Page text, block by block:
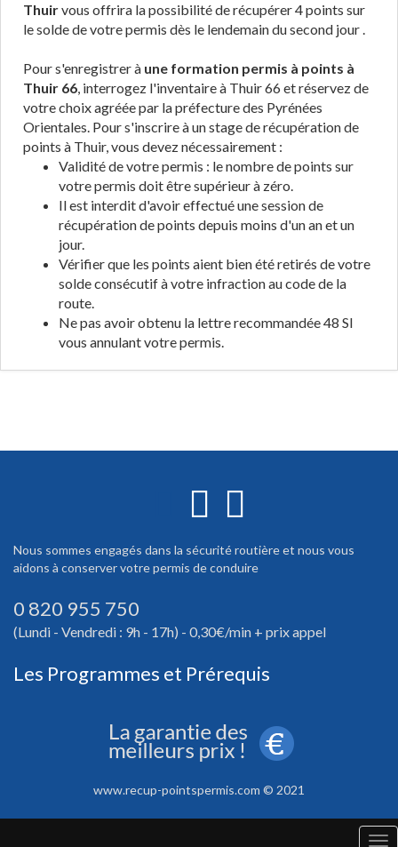
Thuirvous offrira la possibilité de récupérer 4 points sur
le solde de votre permis dès le lendemain du second jour .
Pour s'enregistrer à une formation permis à points à
Thuir 66, interrogez l'inventaire à Thuir 66 et réservez de
votre choix agréée par la préfecture des Pyrénées
Orientales. Pour s'inscrire à un stage de récupération de
points à Thuir, vous devez nécessairement :
Validité de votre permis : le nombre de points sur
votre permis doit être supérieur à zéro.
Il est interdit d'avoir effectué une session de
récupération de points depuis moins d'un an et un
jour.
Vérifier que les points aient bien été retirés de votre
solde consécutif à votre infraction au code de la
route.
Ne pas avoir obtenu la lettre recommandée 48 SI
vous annulant votre permis.
Nous sommes engagés dans la sécurité routière et nous vous
aidons à conserver votre permis de conduire
0 820 955 750
(Lundi - Vendredi : 9h - 17h) - 0,30€/min + prix appel
Les Programmes et Prérequis
www.recup-pointspermis.com © 2021